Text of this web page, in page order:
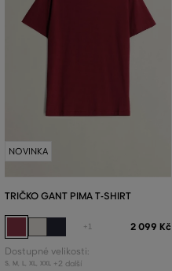
NOVINKA
TRIČKO GANT PIMA T-SHIRT
+1 2 099 Kč
Dostupné velikosti:
S, M L, XL, XXL +2 další